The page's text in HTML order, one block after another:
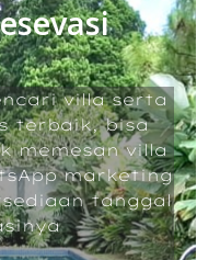
villa serta
terbaik, bisa
memesan villa
marketing
tanggal